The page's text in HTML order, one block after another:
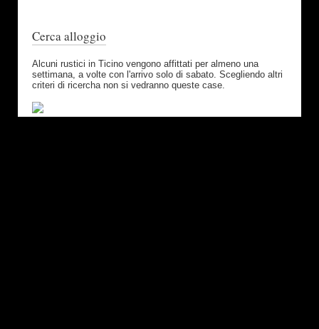
Cerca alloggio
Alcuni rustici in Ticino vengono affittati per almeno una
settimana, a volte con l'arrivo solo di sabato. Scegliendo altri
criteri di ricercha non si vedranno queste case.